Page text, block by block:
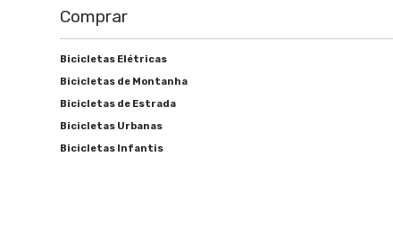
Comprar
Bicicletas Elétricas
Bicicletas de Montanha
Bicicletas de Estrada
Bicicletas Urbanas
Bicicletas Infantis